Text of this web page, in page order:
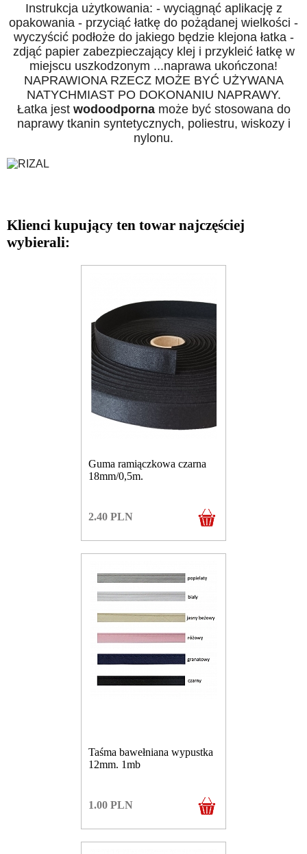
Instrukcja użytkowania: - wyciągnąć aplikację z
opakowania - przyciąć łatkę do pożądanej wielkości -
wyczyścić podłoże do jakiego będzie klejona łatka -
zdjąć papier zabezpieczający klej i przykleić łatkę w
miejscu uszkodzonym ...naprawa ukończona!
NAPRAWIONA RZECZ MOŻE BYĆ UŻYWANA
NATYCHMIAST PO DOKONANIU NAPRAWY.
Łatka jest wodoodpornamoże być stosowana do
naprawy tkanin syntetycznych, poliestru, wiskozy i
nylonu.
Klienci kupujący ten towar najczęściej
wybierali:
Guma ramiączkowa czarna
18mm/0,5m.
2.40 PLN
Taśma bawełniana wypustka
12mm. 1mb
1.00 PLN